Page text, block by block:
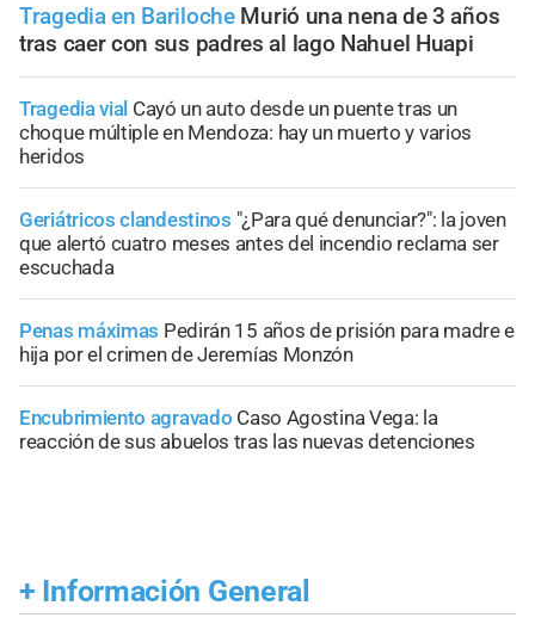
Tragedia en Bariloche Murió una nena de 3 años
tras caer con sus padres al lago Nahuel Huapi
Tragedia vial Cayó un auto desde un puente tras un
choque múltiple en Mendoza: hay un muerto y varios
heridos
Geriátricos clandestinos "¿Para qué denunciar?": la joven
que alertó cuatro meses antes del incendio reclama ser
escuchada
Penas máximas Pedirán 15 años de prisión para madre e
hija por el crimen de Jeremías Monzón
Encubrimiento agravado Caso Agostina Vega: la
reacción de sus abuelos tras las nuevas detenciones
+ Información General